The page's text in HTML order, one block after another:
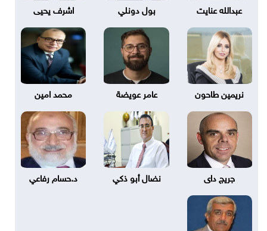
عبدالله عنايت بول دونلي اشرف يحيى
نريمين طاحون عامر عويضة محمد امين
جريج داى نضال أبو ذكي د.حسام رفاعي